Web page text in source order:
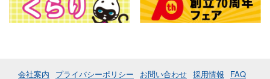
会社案内 プライバシーポリシー お問い合わせ 採用情報 FAQ